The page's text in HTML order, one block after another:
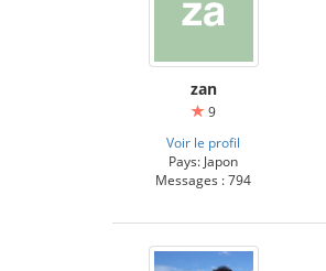
zan
9
Voir le profil
Pays: Japon
Messages : 794